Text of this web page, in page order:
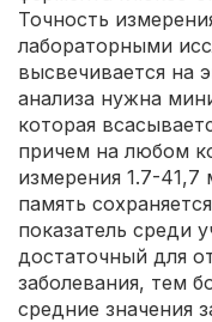
Точность
лабораторными
высвечивается на
анализа нужна
которая
причем на любом
измерения 1.7-
память
показатель среди
достаточный для
заболевания, тем
средние значения